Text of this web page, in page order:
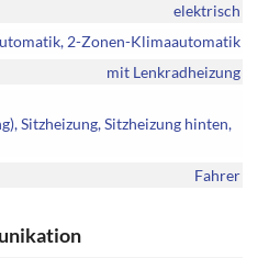
elektrisch
2-Zonen-Klimaautomatik
mit Lenkradheizung
Sitzheizung, Sitzheizung hinten,
Fahrer